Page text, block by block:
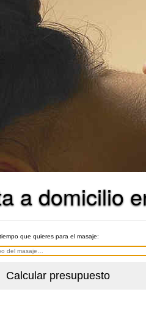
a domicilio
que quieres para el masaje: